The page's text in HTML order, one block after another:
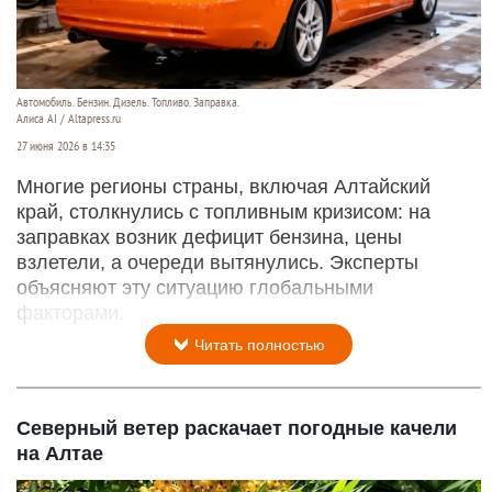
Автомобиль. Бензин. Дизель. Топливо. Заправка.
Алиса AI / Altapress.ru
27 июня 2026 в 14:35
Многие регионы страны, включая Алтайский
край, столкнулись с топливным кризисом: на
заправках возник дефицит бензина, цены
взлетели, а очереди вытянулись. Эксперты
объясняют эту ситуацию глобальными
факторами.
Читать полностью
Северный ветер раскачает погодные качели
на Алтае